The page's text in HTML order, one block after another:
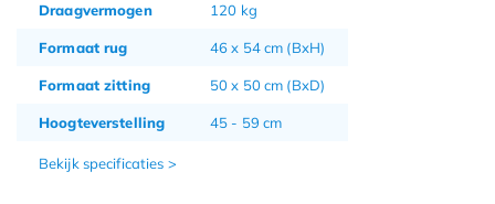
Draagvermogen 120 kg
Formaat rug 46 x 54 cm (BxH)
Formaat zitting 50 x 50 cm (BxD)
Hoogteverstelling 45 - 59 cm
Bekijk specificaties >